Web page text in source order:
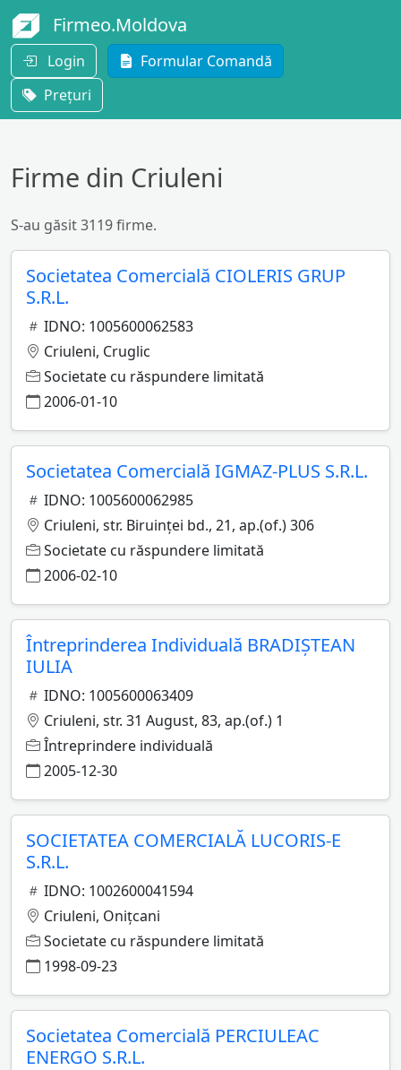
Firmeo.Moldova
Login
Formular Comandă
Prețuri
Firme din Criuleni
S-au găsit 3119 firme.
Societatea Comercială CIOLERIS GRUP
S.R.L.
IDNO: 1005600062583
Criuleni, Cruglic
Societate cu răspundere limitată
2006-01-10
Societatea Comercială IGMAZ-PLUS S.R.L.
IDNO: 1005600062985
Criuleni, str. Biruinţei bd., 21, ap.(of.) 306
Societate cu răspundere limitată
2006-02-10
Întreprinderea Individuală BRADIŞTEAN
IULIA
IDNO: 1005600063409
Criuleni, str. 31 August, 83, ap.(of.) 1
Întreprindere individuală
2005-12-30
SOCIETATEA COMERCIALĂ LUCORIS-E
S.R.L.
IDNO: 1002600041594
Criuleni, Oniţcani
Societate cu răspundere limitată
1998-09-23
Societatea Comercială PERCIULEAC
ENERGO S.R.L.